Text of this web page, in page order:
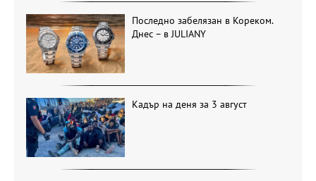
Последно забелязан в Кореком.
Днес – в JULIANY
Кадър на деня за 3 август